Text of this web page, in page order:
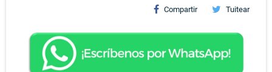
Compartir Tuitear